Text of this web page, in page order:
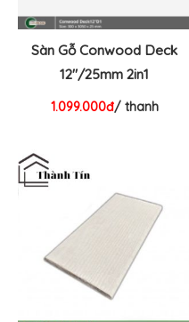
Sàn Gỗ Conwood Deck
12″/25mm 2in1
1.099.000đ/ thanh